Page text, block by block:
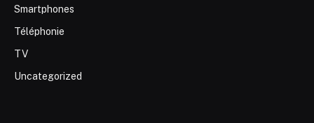
Smartphones
Téléphonie
TV
Uncategorized